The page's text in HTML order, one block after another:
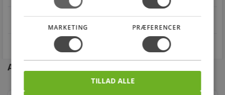
star
Andre kunder købte også
MARKETING PRÆFERENCER
TILLAD ALLE